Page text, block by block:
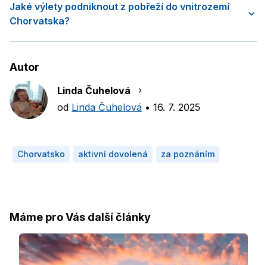
Jaké výlety podniknout z pobřeží do vnitrozemí
Chorvatska?
Autor
Linda Čuhelová
od Linda Čuhelová • 16. 7. 2025
Chorvatsko aktivní dovolená za poznáním
Máme pro Vás další články